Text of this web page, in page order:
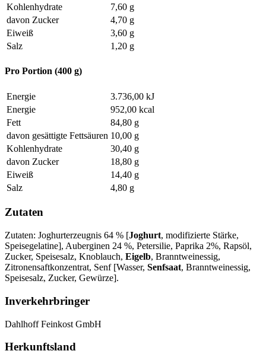
Kohlenhydrate
7,60 g
davon Zucker
4,70 g
Eiweiß
3,60 g
Salz
1,20 g
Pro Portion (400 g)
Energie
3.736,00 kJ
Energie
952,00 kcal
Fett
84,80 g
davon gesättigte Fettsäuren 10,00 g
Kohlenhydrate
30,40 g
davon Zucker
18,80 g
Eiweiß
14,40 g
Salz
4,80 g
Zutaten
Zutaten: Joghurterzeugnis 64 % [Joghurt, modifizierte Stärke,
Speisegelatine], Auberginen 24 %, Petersilie, Paprika 2%, Rapsöl,
Zucker, Speisesalz, Knoblauch, Eigelb, Branntweinessig,
Zitronensaftkonzentrat, Senf [Wasser, Senfsaat, Branntweinessig,
Speisesalz, Zucker, Gewürze].
Inverkehrbringer
Dahlhoff Feinkost GmbH
Herkunftsland